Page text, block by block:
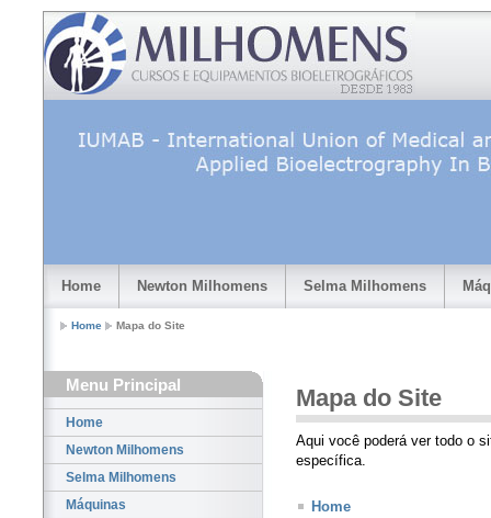
Home Newton Milhomens Selma Milhomens
Home Mapa do Site
Menu Principal
Home
Newton Milhomens
Selma Milhomens
Máquinas
Mapa do Site
Aqui você poderá ver todo o
específica.
Home